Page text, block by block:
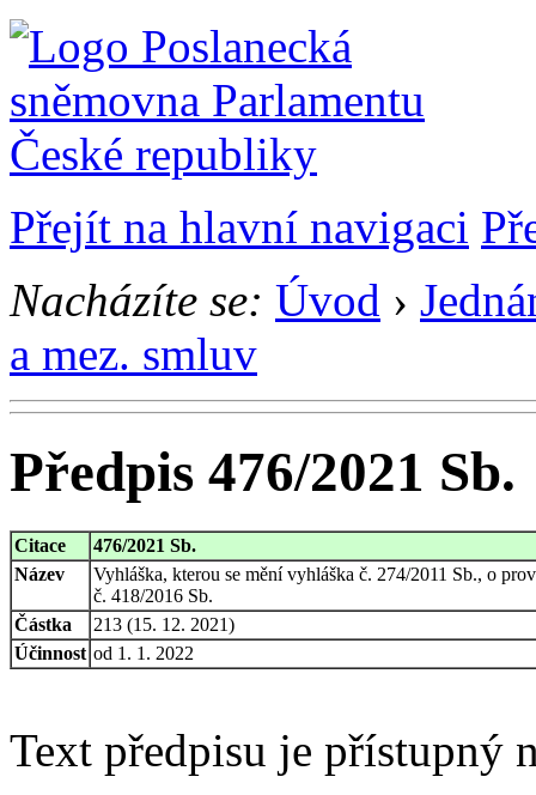
Přejít na hlavní navigaci
Nacházíte se: Úvod ›
a mez. smluv
Předpis 476/2021 Sb.
Citace
476/2021 Sb.
Název
Vyhláška, kterou se mění vyhláška č. 274/2011 Sb., o
č. 418/2016 Sb.
Částka
213 (15. 12. 2021)
Účinnost od 1. 1. 2022
Text předpisu je přístupný